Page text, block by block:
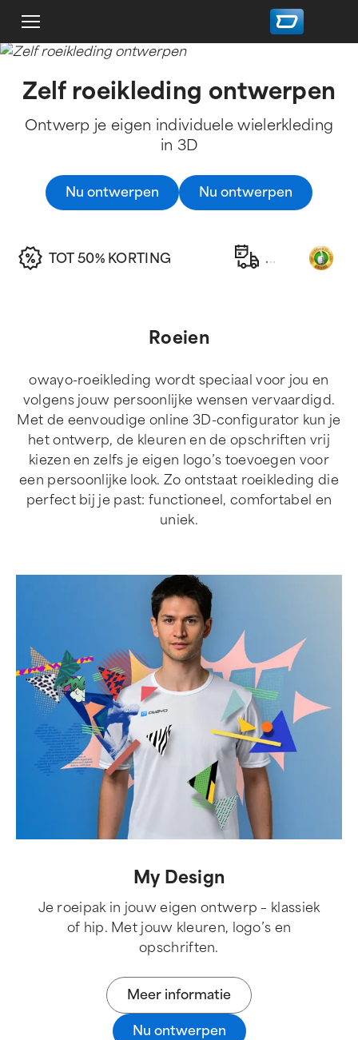
Zelf roeikleding ontwerpen
Ontwerp je eigen individuele wielerkleding
in 3D
Nu ontwerpen Nu ontwerpen
TOT 50% KORTING ...
Roeien
owayo-roeikleding wordt speciaal voor jou en
volgens jouw persoonlijke wensen vervaardigd.
Met de eenvoudige online 3D-configurator kun je
het ontwerp, de kleuren en de opschriften vrij
kiezen en zelfs je eigen logo’s toevoegen voor
een persoonlijke look. Zo ontstaat roeikleding die
perfect bij je past: functioneel, comfortabel en
uniek.
My Design
Je roeipak in jouw eigen ontwerp – klassiek
of hip. Met jouw kleuren, logo’s en
opschriften.
Meer informatie
Nu ontwerpen